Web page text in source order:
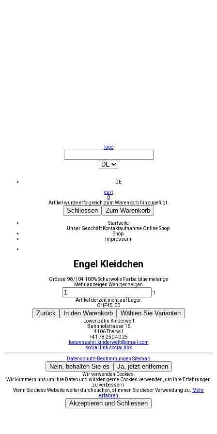
logo
DE
cart
0
Artikel wurde erfolgreich zum Warenkorb hinzugefügt.
Schliessen Zum Warenkorb
Startseite
Unser Geschäft Kontaktaufnahme Online Shop
Shop
Impressum
Engel Kleidchen
Grösse: 98/104 100% Schurwolle Farbe: blue melange
Mehr anzeigen Weniger zeigen
1
Artikel derzeit nicht auf Lager.
CHF45.00
Zurück In den Warenkorb Wählen Sie Varianten
Löwenzahn Kinderwelt
Bahnhofstrasse 16
4106 Therwil
+41 78 250 40 25
loewenzahn.kinderwelt@gmail.com
social link social link
Datenschutz-Bestimmungen Sitemap
Nein, behalten Sie es Ja, jetzt entfernen
Wir verwenden Cookies.
Wir kümmern uns um Ihre Daten und würden gerne Cookies verwenden, um Ihre Erfahrungen
zu verbessern.
Wenn Sie diese Website weiter durchsuchen, stimmen Sie dieser Verwendung zu.
Mehr
erfahren
Akzeptieren und Schliessen